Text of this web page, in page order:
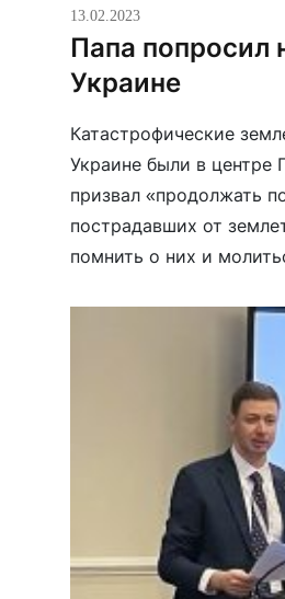
13.02.2023
Папа попросил
Украине
Катастрофические
Украине были в центре
призвал «продолжать
пострадавших от
помнить о них и